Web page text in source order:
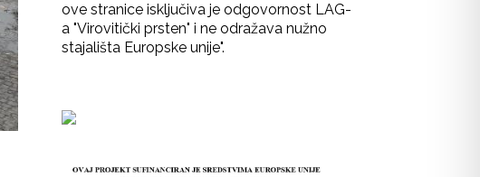
ove stranice isključiva je odgovornost LAG-
a "Virovitički prsten" i ne odražava nužno
stajališta Europske unije".